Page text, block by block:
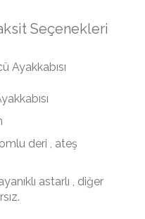
Seçenekleri
Ayakkabısı
deri , ateş
astarlı , diğer